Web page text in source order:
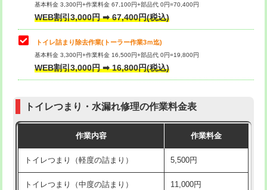
基本料金 3,300円+作業料金 67,100円+部品代 0円=70,400円
WEB割引3,000円 ➡ 67,400円(税込)
トイレ詰まり除去作業(トーラー作業3ｍ迄)
基本料金 3,300円+作業料金 16,500円+部品代 0円=19,800円
WEB割引3,000円 ➡ 16,800円(税込)
トイレつまり・水漏れ修理の作業料金表
作業内容 作業料金
トイレつまり（軽度の詰まり） 5,500円
トイレつまり（中度の詰まり） 11,000円